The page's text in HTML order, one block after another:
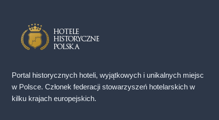
Portal historycznych hoteli, wyjątkowych i unikalnych miejsc
w Polsce. Członek federacji stowarzyszeń hotelarskich w
kilku krajach europejskich.